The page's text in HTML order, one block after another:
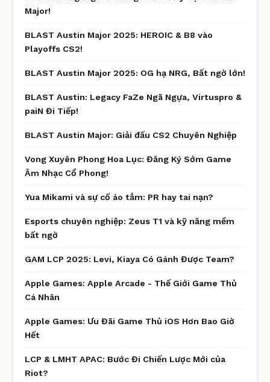
Major!
BLAST Austin Major 2025: HEROIC & B8 vào
Playoffs CS2!
BLAST Austin Major 2025: OG hạ NRG, Bất ngờ lớn!
BLAST Austin: Legacy FaZe Ngã Ngựa, Virtuspro &
paiN Đi Tiếp!
BLAST Austin Major: Giải đấu CS2 Chuyên Nghiệp
Vong Xuyên Phong Hoa Lục: Đăng Ký Sớm Game
Âm Nhạc Cổ Phong!
Yua Mikami và sự cố áo tắm: PR hay tai nạn?
Esports chuyên nghiệp: Zeus T1 và kỹ năng mềm
bất ngờ
GAM LCP 2025: Levi, Kiaya Có Gánh Được Team?
Apple Games: Apple Arcade - Thế Giới Game Thủ
Cá Nhân
Apple Games: Ưu Đãi Game Thủ iOS Hơn Bao Giờ
Hết
LCP & LMHT APAC: Bước Đi Chiến Lược Mới của
Riot?